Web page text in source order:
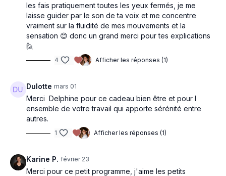
les fais pratiquement toutes les yeux fermés, je me
laisse guider par le son de ta voix et me concentre
vraiment sur la fluidité de mes mouvements et la
sensation 😊 donc un grand merci pour tes explications
🙋
4 Afficher les réponses (1)
Dulotte mars 01
Merci Delphine pour ce cadeau bien être et pour l
ensemble de votre travail qui apporte sérénité entre
autres.
1 Afficher les réponses (1)
Karine P. février 23
Merci pour ce petit programme, j'aime les petits